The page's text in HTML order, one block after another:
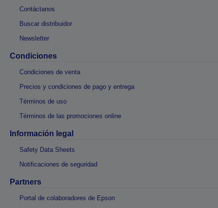
Contáctanos
Buscar distribuidor
Newsletter
Condiciones
Condiciones de venta
Precios y condiciones de pago y entrega
Términos de uso
Términos de las promociones online
Información legal
Safety Data Sheets
Notificaciones de seguridad
Partners
Portal de colaboradores de Epson